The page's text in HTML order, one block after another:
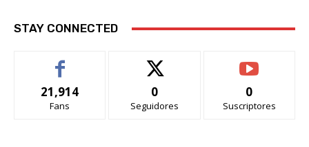
STAY CONNECTED
21,914
Fans
0
Seguidores
0
Suscriptores